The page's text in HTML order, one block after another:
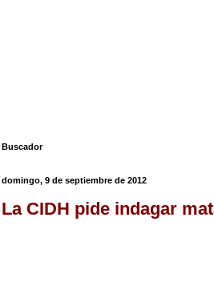
Buscador
domingo, 9 de septiembre de 2012
La CIDH pide indagar